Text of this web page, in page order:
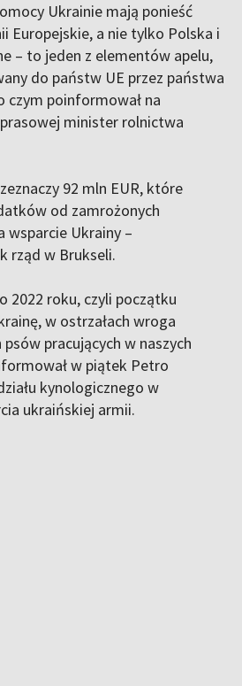
Ukrainie mają ponieść
Europejskie, a nie tylko Polska i
– to jeden z elementów apelu,
do państw UE przez państwa
czym poinformował na
minister rolnictwa
92 mln EUR, które
od zamrożonych
wsparcie Ukrainy –
rząd w Brukseli.
2022 roku, czyli początku
w ostrzałach wroga
psów pracujących w naszych
w piątek Petro
kynologicznego w
ukraińskiej armii.